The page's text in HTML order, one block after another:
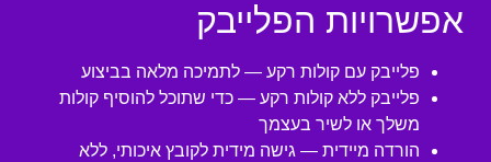
אפשרויות הפלייבק
פלייבק עם קולות רקע — לתמיכה מלאה בביצוע
פלייבק ללא קולות רקע — כדי שתוכל להוסיף קולות
משלך או לשיר בעצמך
הורדה מיידית — גישה מידית לקובץ איכותי, ללא